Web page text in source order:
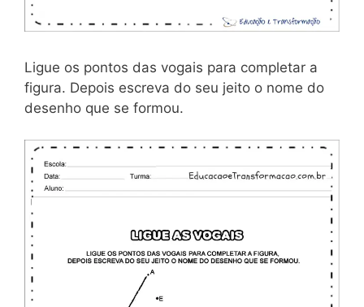
Ligue os pontos das vogais para completar a
figura. Depois escreva do seu jeito o nome do
desenho que se formou.